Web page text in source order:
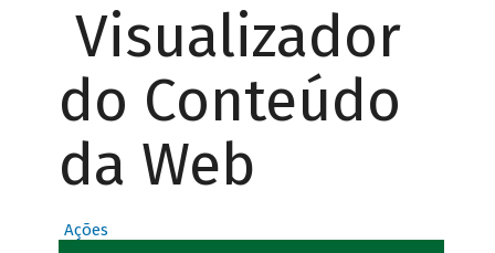
Visualizador
do Conteúdo
da Web
Ações